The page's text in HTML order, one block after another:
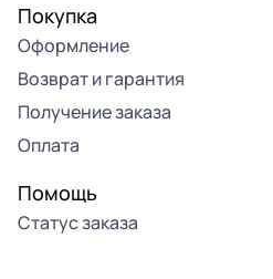
Покупка
Оформление
Возврат и гарантия
Получение заказа
Оплата
Помощь
Статус заказа